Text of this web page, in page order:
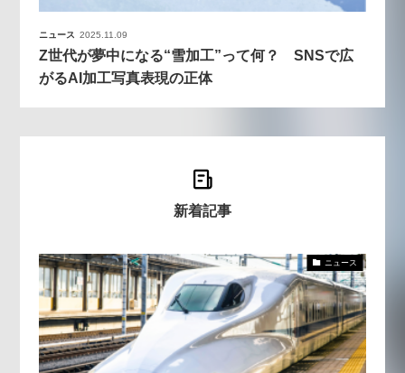
ニュース 2025.11.09
Z世代が夢中になる“雪加工”って何？ SNSで広
がるAI加工写真表現の正体
新着記事
ニュース